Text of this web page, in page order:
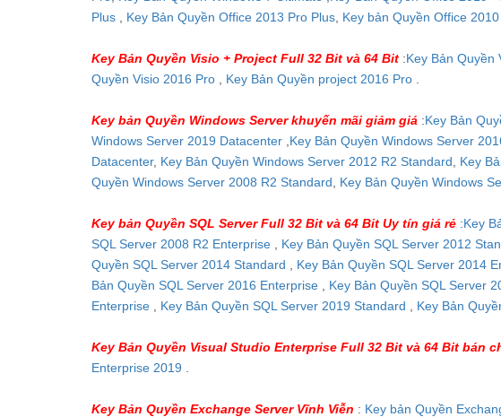
Plus
Key Bản Quyền Office 2013 Pro Plus Key bản Quyền Office
Key Bản Quyền Visio + Project Full 32 Bit và 64 Bit :Key Bản Quyền
Quyền Visio 2016 Pro
Key Bản Quyền project 2016 Pro
Key bản Quyền Windows Server khuyến mãi giảm giá :Key Bản
Windows Server 2019 Datacenter Key Bản Quyền Windows Server
Datacenter, Key Bản Quyền Windows Server 2012 R2 Standard Key
Quyền Windows Server 2008 R2 Standard
Key Bản Quyền Windows
Key bản Quyền SQL Server Full 32 Bit và 64 Bit Uy tín giá rẻ :Key
SQL Server 2008 R2 Enterprise
Key Bản Quyền SQL Server 2012
Quyền SQL Server 2014 Standard
Key Bản Quyền SQL Server 2014
Bản Quyền SQL Server 2016 Enterprise
Key Bản Quyền SQL Server
Enterprise
Key Bản Quyền SQL Server 2019 Standard Key Bản
Key Bản Quyền Visual Studio Enterprise Full 32 Bit và 64 Bit bán
Enterprise 2019
Key Bản Quyền Exchange Server Vĩnh Viễn : Key bản Quyền